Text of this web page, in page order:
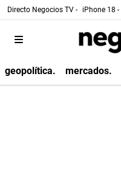
Directo Negocios TV - iPhone 18 -
geopolítica. mercados.